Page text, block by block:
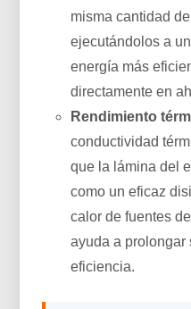
misma cantidad
ejecutándolos a
energía más
directamente en
Rendimiento
conductividad
que la lámina del
como un eficaz
calor de fuentes
ayuda a prolongar
eficiencia.